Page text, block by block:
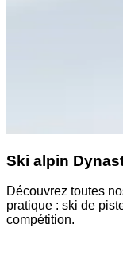
Ski alpin
Découvrez toutes
pratique : ski de
compétition.